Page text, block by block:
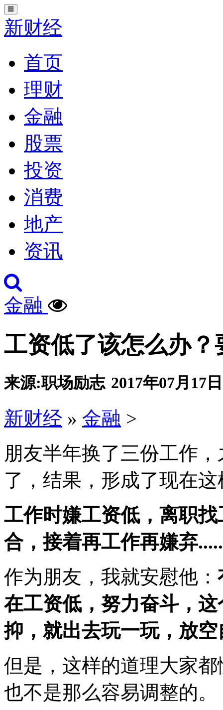
切
换
导
航
新财经
首页
理财
金融
股票
投资
消费
地产
资讯
金融
工资低了该怎么办
来源:职场励志 ·2017年07月17
新财经 » 金融 >
朋友半年换了三份工作
了，结果，形成了现在
工作时嫌工资低，离职
合，接着再工作再嫌弃
作为朋友，我就安慰他：
在工资低，努力奋斗，
抑，就出去玩一玩，放
但是，这样的道理大家
也不是那么容易调整的。